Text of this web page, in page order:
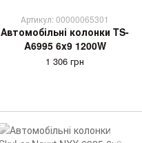
Артикул: 00000065301
Автомобільні колонки TS-
A6995 6x9 1200W
1 306 грн